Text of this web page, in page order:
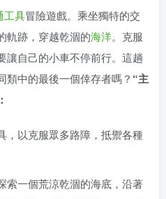
工具冒險遊戲。乘坐獨特的交
軌跡，穿越乾涸的海洋。克服
讓自己的小車不停前行。這趟
類中的最後一個倖存者嗎？ “主
，以克服眾多路障，抵禦各種
索一個荒涼乾涸的海底，沿著